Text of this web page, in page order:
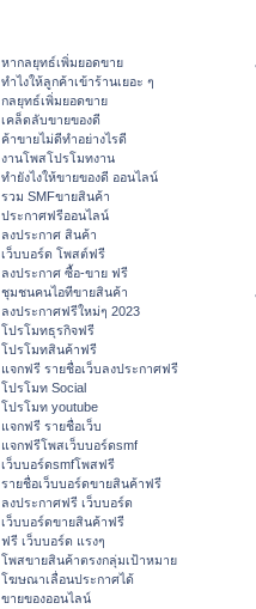
หากลยุทธ์เพิ่มยอดขาย
ทําไงให้ลูกค้าเข้าร้านเยอะ ๆ
กลยุทธ์เพิ่มยอดขาย
เคล็ดลับขายของดี
ค้าขายไม่ดีทำอย่างไรดี
งานโพสโปรโมทงาน
ทํายังไงให้ขายของดี ออนไลน์
รวม SMFขายสินค้า
ประกาศฟรีออนไลน์
ลงประกาศ สินค้า
เว็บบอร์ด โพสต์ฟรี
ลงประกาศ ซื้อ-ขาย ฟรี
ชุมชนคนไอทีขายสินค้า
ลงประกาศฟรีใหม่ๆ 2023
โปรโมทธุรกิจฟรี
โปรโมทสินค้าฟรี
แจกฟรี รายชื่อเว็บลงประกาศฟรี
โปรโมท Social
โปรโมท youtube
แจกฟรี รายชื่อเว็บ
แจกฟรีโพสเว็บบอร์ดsmf
เว็บบอร์ดsmfโพสฟรี
รายชื่อเว็บบอร์ดขายสินค้าฟรี
ลงประกาศฟรี เว็บบอร์ด
เว็บบอร์ดขายสินค้าฟรี
ฟรี เว็บบอร์ด แรงๆ
โพสขายสินค้าตรงกลุ่มเป้าหมาย
โฆษณาเลื่อนประกาศได้
ขายของออนไลน์